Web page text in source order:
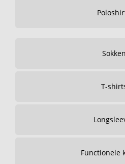
Sokken
T-
Functionele